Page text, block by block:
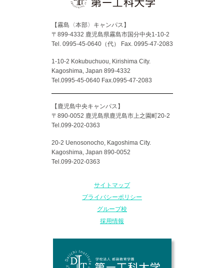
【霧島〈本部〉キャンパス】
〒899-4332 鹿児島県霧島市国分中央1-10-2
Tel. 0995-45-0640（代）
Fax. 0995-47-2083
1-10-2 Kokubuchuou, Kirishima City.
Kagoshima, Japan 899-4332
Tel.0995-45-0640 Fax.0995-47-2083
【鹿児島中央キャンパス】
〒890-0052 鹿児島県鹿児島市上之園町20-2
Tel.099-202-0363
20-2 Uenosonocho, Kagoshima City.
Kagoshima, Japan 890-0052
Tel.099-202-0363
サイトマップ
プライバシーポリシー
グループ校
採用情報